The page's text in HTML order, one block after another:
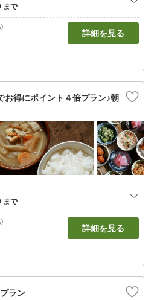
)
詳細を見る
お得にポイント４倍プラン♪朝
)
詳細を見る
ラン